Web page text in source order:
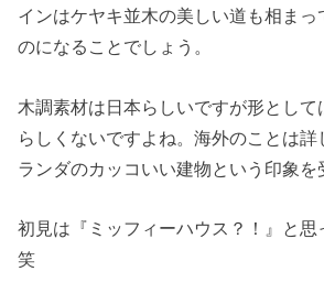
インはケヤキ並木の美しい道も相まっ
のになることでしょう。
木調素材は日本らしいですが形として
らしくないですよね。海外のことは詳
ランダのカッコいい建物という印象を
初見は『ミッフィーハウス？！』と思
笑